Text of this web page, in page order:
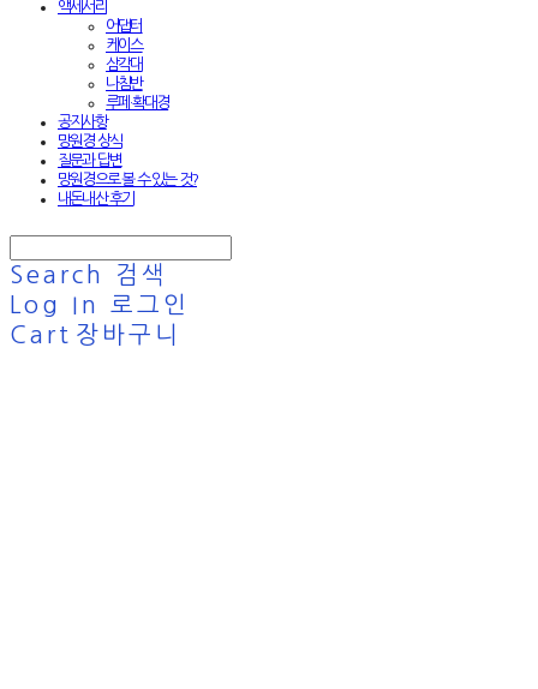
액세서리
어댑터
케이스
삼각대
나침반
루페·확대경
공지사항
망원경 상식
질문과 답변
망원경으로 볼 수 있는 것?
내돈내산 후기
Search
검색
Log In
로그인
Cart 장바구니